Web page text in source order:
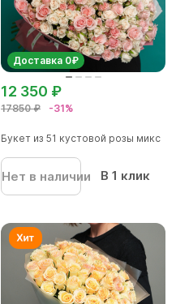
Доставка 0₽
17850 ₽ -31%
12 350 ₽
Букет из 51 кустовой розы микс
Нет в наличии В 1 клик